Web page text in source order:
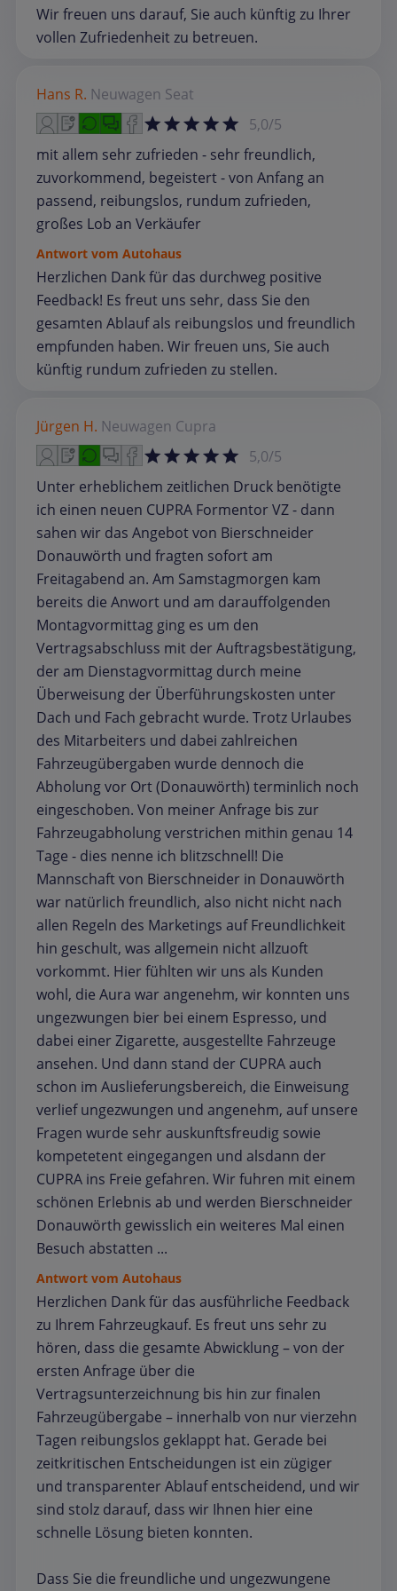
Wir freuen uns darauf, Sie auch künftig zu Ihrer
vollen Zufriedenheit zu betreuen.
Hans R. Neuwagen Seat
5,0/5
mit allem sehr zufrieden - sehr freundlich,
zuvorkommend, begeistert - von Anfang an
passend, reibungslos, rundum zufrieden,
großes Lob an Verkäufer
Antwort vom Autohaus
Herzlichen Dank für das durchweg positive
Feedback! Es freut uns sehr, dass Sie den
gesamten Ablauf als reibungslos und freundlich
empfunden haben. Wir freuen uns, Sie auch
künftig rundum zufrieden zu stellen.
Jürgen H. Neuwagen Cupra
5,0/5
Unter erheblichem zeitlichen Druck benötigte
ich einen neuen CUPRA Formentor VZ - dann
sahen wir das Angebot von Bierschneider
Donauwörth und fragten sofort am
Freitagabend an. Am Samstagmorgen kam
bereits die Anwort und am darauffolgenden
Montagvormittag ging es um den
Vertragsabschluss mit der Auftragsbestätigung,
der am Dienstagvormittag durch meine
Überweisung der Überführungskosten unter
Dach und Fach gebracht wurde. Trotz Urlaubes
des Mitarbeiters und dabei zahlreichen
Fahrzeugübergaben wurde dennoch die
Abholung vor Ort (Donauwörth) terminlich noch
eingeschoben. Von meiner Anfrage bis zur
Fahrzeugabholung verstrichen mithin genau 14
Tage - dies nenne ich blitzschnell! Die
Mannschaft von Bierschneider in Donauwörth
war natürlich freundlich, also nicht nicht nach
allen Regeln des Marketings auf Freundlichkeit
hin geschult, was allgemein nicht allzuoft
vorkommt. Hier fühlten wir uns als Kunden
wohl, die Aura war angenehm, wir konnten uns
ungezwungen bier bei einem Espresso, und
dabei einer Zigarette, ausgestellte Fahrzeuge
ansehen. Und dann stand der CUPRA auch
schon im Auslieferungsbereich, die Einweisung
verlief ungezwungen und angenehm, auf unsere
Fragen wurde sehr auskunftsfreudig sowie
kompetetent eingegangen und alsdann der
CUPRA ins Freie gefahren. Wir fuhren mit einem
schönen Erlebnis ab und werden Bierschneider
Donauwörth gewisslich ein weiteres Mal einen
Besuch abstatten ...
Antwort vom Autohaus
Herzlichen Dank für das ausführliche Feedback
zu Ihrem Fahrzeugkauf. Es freut uns sehr zu
hören, dass die gesamte Abwicklung – von der
ersten Anfrage über die
Vertragsunterzeichnung bis hin zur finalen
Fahrzeugübergabe – innerhalb von nur vierzehn
Tagen reibungslos geklappt hat. Gerade bei
zeitkritischen Entscheidungen ist ein zügiger
und transparenter Ablauf entscheidend, und wir
sind stolz darauf, dass wir Ihnen hier eine
schnelle Lösung bieten konnten.
Dass Sie die freundliche und ungezwungene